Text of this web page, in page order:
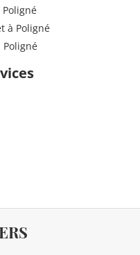
à Poligné
Poligné